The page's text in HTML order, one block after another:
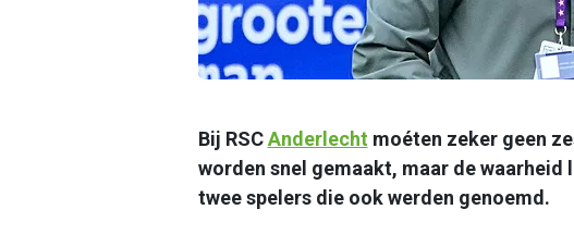
Bij RSCAnderlecht moéten zeker geen
worden snel gemaakt, maar de
twee spelers die ook werden genoemd.